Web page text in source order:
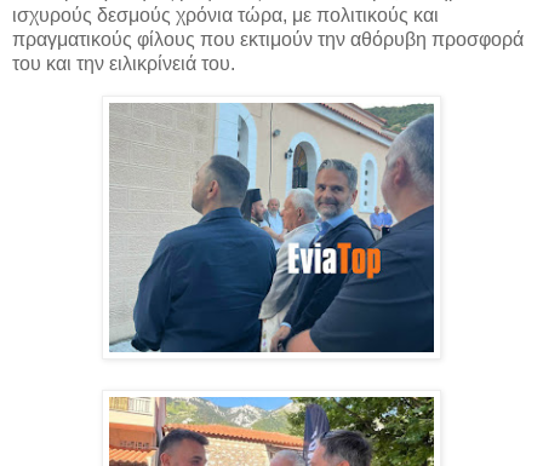
ισχυρούς δεσμούς χρόνια τώρα, με πολιτικούς και
πραγματικούς φίλους που εκτιμούν την αθόρυβη προσφορά
του και την ειλικρίνειά του.